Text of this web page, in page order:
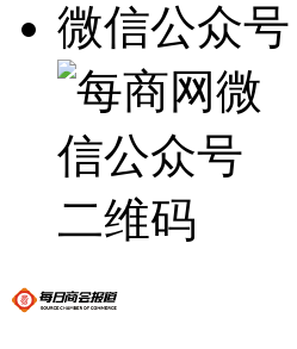
微信公众号